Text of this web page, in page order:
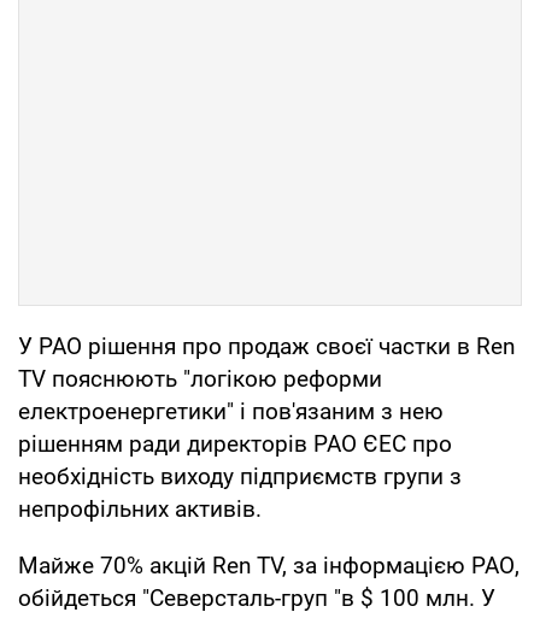
У РАО рішення про продаж своєї частки в Ren
TV пояснюють "логікою реформи
електроенергетики" і пов'язаним з нею
рішенням ради директорів РАО ЄЕС про
необхідність виходу підприємств групи з
непрофільних активів.
Майже 70% акцій Ren TV, за інформацією РАО,
обійдеться "Северсталь-груп "в $ 100 млн. У